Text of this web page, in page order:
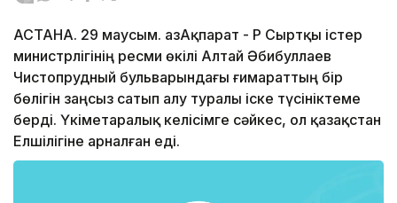
АСТАНА. 29 маусым. ҚазАқпарат - ҚР Сыртқы істер
министрлігінің ресми өкілі Алтай Әбибуллаев
Чистопрудный бульварындағы ғимараттың бір
бөлігін заңсыз сатып алу туралы іске түсініктеме
берді. Үкіметаралық келісімге сәйкес, ол қазақстан
Елшілігіне арналған еді.